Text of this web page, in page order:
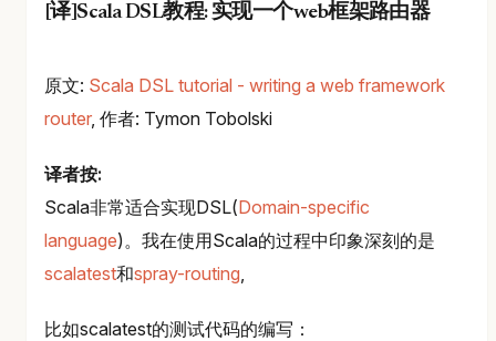
[译]Scala DSL教程: 实现一个web框架路由器
原文: Scala DSL tutorial - writing a web framework
router, 作者: Tymon Tobolski
译者按:
Scala非常适合实现DSL(Domain-specific
language)。我在使用Scala的过程中印象深刻的是
scalatest和spray-routing
比如scalatest的测试代码的编写：